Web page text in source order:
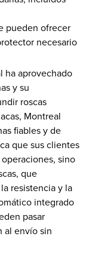
pueden ofrecer
necesario
ha aprovechado
y su
roscas
Montreal
fiables y de
que sus clientes
sino
que
resistencia y la
integrado
pasar
al envío sin